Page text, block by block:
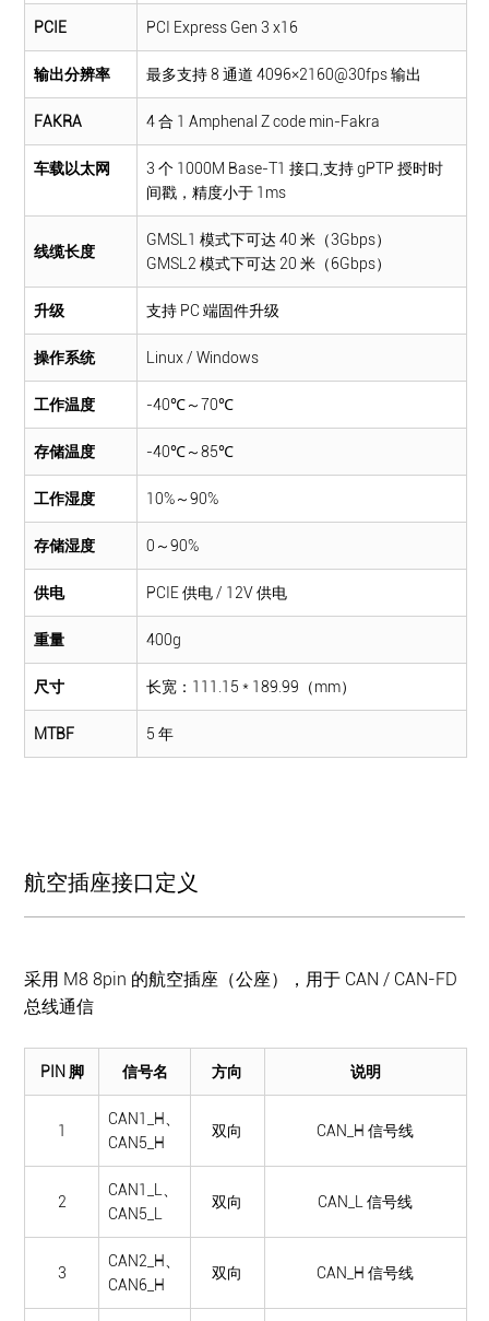
PCIE PCI Express Gen 3 x16
输出分辨率 最多支持 8 通道 4096×2160@30fps 输出
FAKRA 4 合 1 Amphenal Z code min-Fakra
车载以太网
3 个 1000M Base-T1 接口,支持 gPTP 授时时
间戳，精度小于 1ms
线缆长度
GMSL1 模式下可达 40 米（3Gbps）
GMSL2 模式下可达 20 米（6Gbps）
升级 支持 PC 端固件升级
操作系统 Linux / Windows
工作温度 -40℃～70℃
存储温度 -40℃～85℃
工作湿度 10%～90%
存储湿度 0～90%
供电 PCIE 供电 / 12V 供电
重量 400g
尺寸 长宽：111.15 * 189.99（mm）
MTBF 5 年
航空插座接口定义
采用 M8 8pin 的航空插座（公座），用于 CAN / CAN-FD
总线通信
PIN 脚 信号名 方向 说明
1
CAN1_H、
CAN5_H
双向 CAN_H 信号线
2
CAN1_L、
CAN5_L
双向 CAN_L 信号线
3
CAN2_H、
CAN6_H
双向 CAN_H 信号线